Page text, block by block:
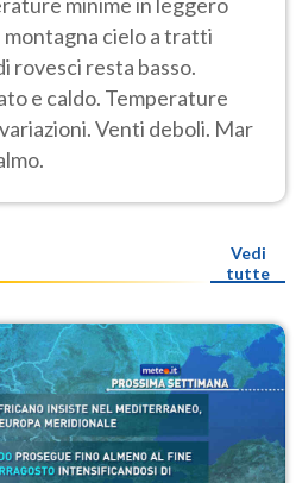
cielo a tratti
rovesci resta basso.
e caldo. Temperature
Venti deboli. Mar
Vedi
tutte